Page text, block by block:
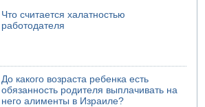
Что считается халатностью
работодателя
До какого возраста ребенка есть
обязанность родителя выплачивать на
него алименты в Израиле?